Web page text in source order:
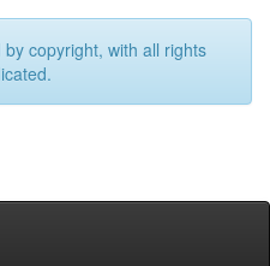
copyright, with all rights